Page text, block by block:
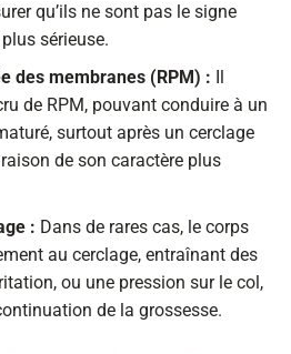
qu’ils ne sont pas le signe
sérieuse.
des membranes (RPM) :
de RPM, pouvant conduire à un
surtout après un cerclage
de son caractère plus
: Dans de rares cas, le corps
au cerclage, entraînant des
ou une pression sur le col,
de la grossesse.